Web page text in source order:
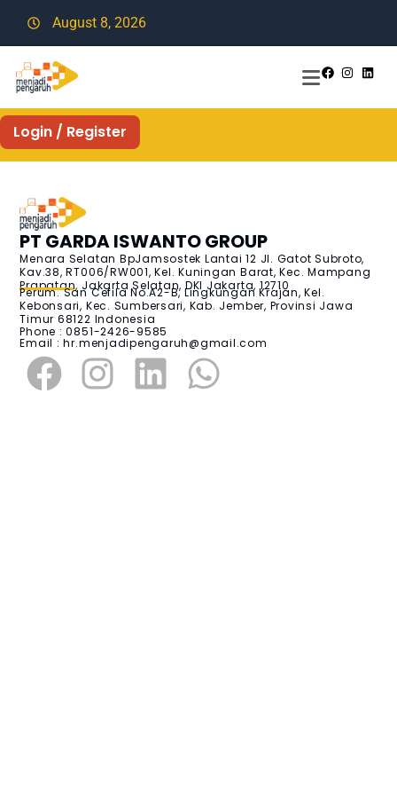
August 8, 2026
Login / Register
PT GARDA ISWANTO GROUP
Menara Selatan BpJamsostek Lantai 12 Jl. Gatot Subroto,
Kav.38, RT006/RW001, Kel. Kuningan Barat, Kec. Mampang
Prapatan, Jakarta Selatan, DKI Jakarta, 12710
Perum. San Cefila No.A2-B, Lingkungan Krajan, Kel.
Kebonsari, Kec. Sumbersari, Kab. Jember, Provinsi Jawa
Timur 68122 Indonesia
Phone : 0851-2426-9585
Email :hr.menjadipengaruh@gmail.com